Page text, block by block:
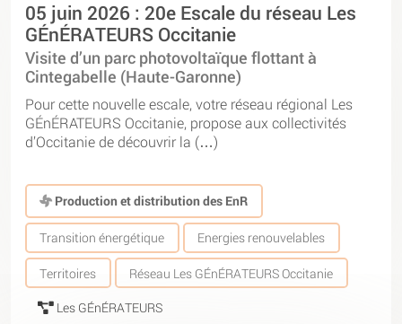
05 juin 2026 : 20e Escale du réseau Les
GÉnÉRATEURS Occitanie
Visite d’un parc photovoltaïque flottant à
Cintegabelle (Haute-Garonne)
Pour cette nouvelle escale, votre réseau régional Les
GÉnÉRATEURS Occitanie, propose aux collectivités
d’Occitanie de découvrir la (…)
Production et distribution des EnR
Transition énergétique Energies renouvelables
Territoires Réseau Les GÉnÉRATEURS Occitanie
Les GÉnÉRATEURS